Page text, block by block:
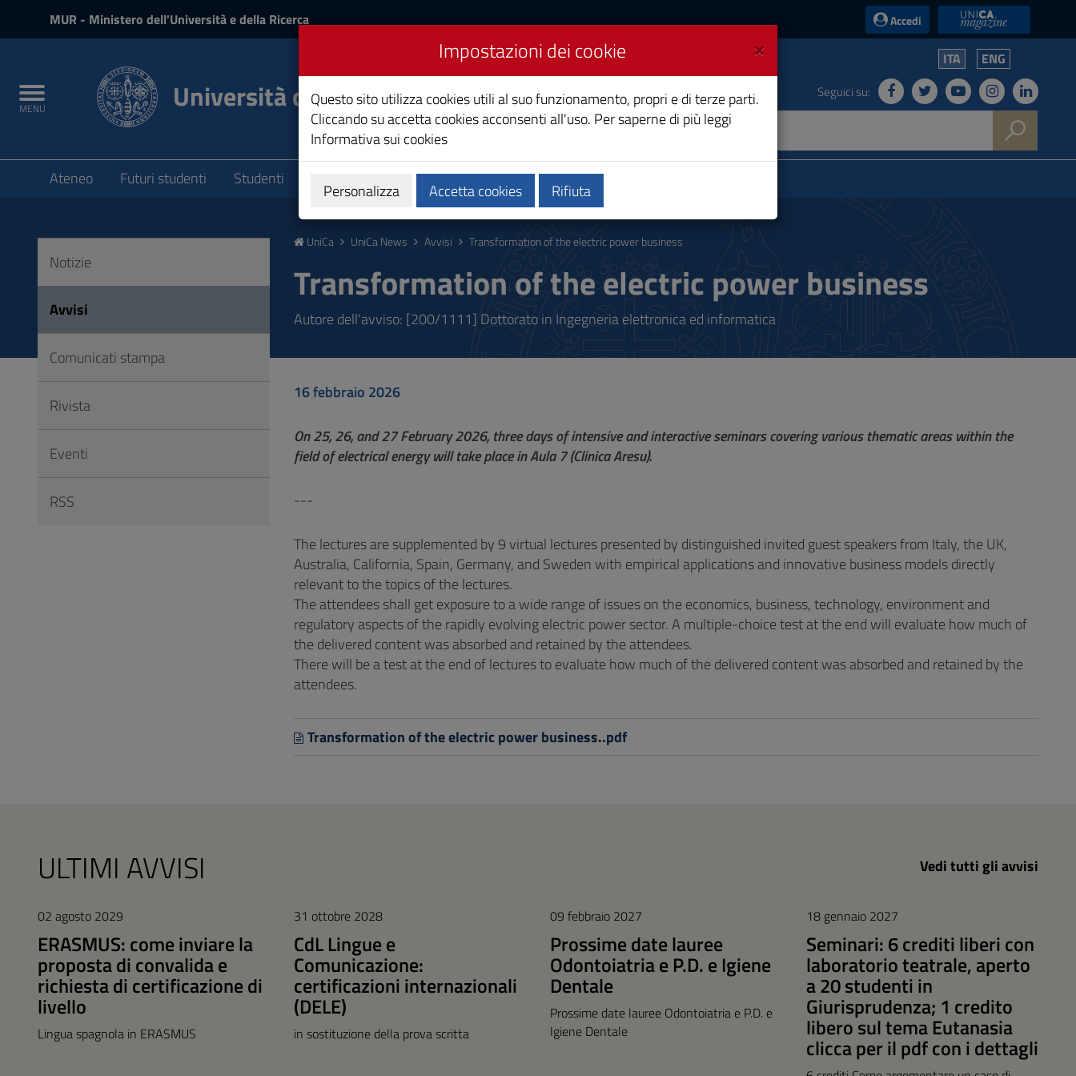
navigazione
Footer
MUR - Ministero dell'Università e della Ricerca Accedi UniCA News
Toggle
navigation
MENU Università degli Studi di Cagliari
ITA ENG
Seguici su:
Submenu
Ateneo Futuri studenti Studenti Ricerca Società e territorio
UniCa UniCa News Avvisi Transformation of the electric power business
Transformation of the electric power business
Autore dell'avviso: [200/1111] Dottorato in Ingegneria elettronica ed informatica
16 febbraio 2026
On 25, 26, and 27 February 2026, three days of intensive and interactive seminars covering various thematic areas within the
field of electrical energy will take place in Aula 7 (Clinica Aresu).
---
The lectures are supplemented by 9 virtual lectures presented by distinguished invited guest speakers from Italy, the UK,
Australia, California, Spain, Germany, and Sweden with empirical applications and innovative business models directly
relevant to the topics of the lectures.
The attendees shall get exposure to a wide range of issues on the economics, business, technology, environment and
regulatory aspects of the rapidly evolving electric power sector. A multiple-choice test at the end will evaluate how much of
the delivered content was absorbed and retained by the attendees.
There will be a test at the end of lectures to evaluate how much of the delivered content was absorbed and retained by the
attendees.
Transformation of the electric power business..pdf
Notizie
Avvisi
Comunicati stampa
Rivista
Eventi
RSS
ULTIMI AVVISI Vedi tutti gli avvisi
02 agosto 2029
ERASMUS: come inviare la
proposta di convalida e
richiesta di certificazione di
livello
Lingua spagnola in ERASMUS
31 ottobre 2028
CdL Lingue e
Comunicazione:
certificazioni internazionali
(DELE)
in sostituzione della prova scritta
09 febbraio 2027
Prossime date lauree
Odontoiatria e P.D. e Igiene
Dentale
Prossime date lauree Odontoiatria e P.D. e
Igiene Dentale
18 gennaio 2027
Seminari: 6 crediti liberi con
laboratorio teatrale, aperto
a 20 studenti in
Giurisprudenza; 1 credito
libero sul tema Eutanasia
clicca per il pdf con i dettagli
×
Impostazioni dei cookie
Questo sito utilizza cookies utili al suo funzionamento, propri e di terze parti.
Cliccando su accetta cookies acconsenti all'uso. Per saperne di più leggi
Informativa sui cookies
Personalizza Accetta cookies Rifiuta